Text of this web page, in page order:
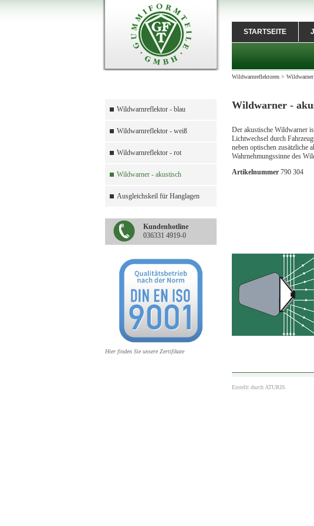
Wildwarnreflektor - blau
Wildwarnreflektor - weiß
Wildwarnreflektor - rot
Wildwarner - akustisch
Ausgleichskeil für Hanglagen
Kundenhotline
036331 4919-0
Hier finden Sie unsere Zertifikate
STARTSEITE
Wildwarnreflektoren>
Wildwarner -
Der akustische Wildwarner
Lichtwechsel durch
neben optischen zusätzliche
Wahrnehmungssinne des
Artikelnummer790 304
Erstellt durch ATURIS.